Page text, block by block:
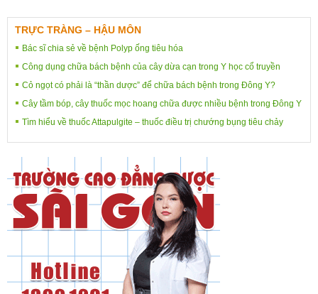
TRỰC TRÀNG – HẬU MÔN
Bác sĩ chia sẻ về bệnh Polyp ống tiêu hóa
Công dụng chữa bách bệnh của cây dừa cạn trong Y học cổ truyền
Cỏ ngọt có phải là “thần dược” để chữa bách bệnh trong Đông Y?
Cây tầm bóp, cây thuốc mọc hoang chữa được nhiều bệnh trong Đông Y
Tìm hiểu về thuốc Attapulgite – thuốc điều trị chướng bụng tiêu chảy